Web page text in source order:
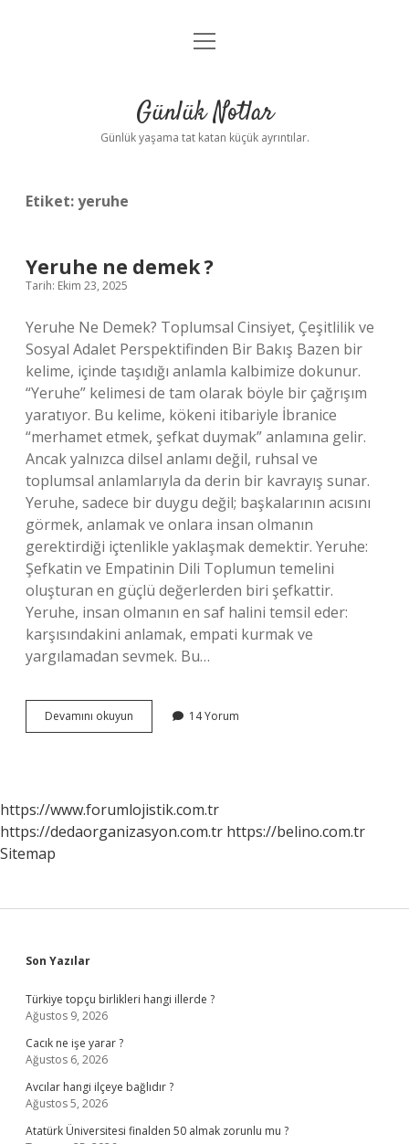
Anasayfa
Yasal Uyarı
menüyü
Günlük Notlar
Günlük yaşama tat katan küçük ayrıntılar.
Etiket:yeruhe
Yeruhe ne demek ?
Tarih: Ekim 23, 2025
Yeruhe Ne Demek? Toplumsal Cinsiyet, Çeşitlilik ve
Sosyal Adalet Perspektifinden Bir Bakış Bazen bir
kelime, içinde taşıdığı anlamla kalbimize dokunur.
“Yeruhe” kelimesi de tam olarak böyle bir çağrışım
yaratıyor. Bu kelime, kökeni itibariyle İbranice
“merhamet etmek, şefkat duymak” anlamına gelir.
Ancak yalnızca dilsel anlamı değil, ruhsal ve
toplumsal anlamlarıyla da derin bir kavrayış sunar.
Yeruhe, sadece bir duygu değil; başkalarının acısını
görmek, anlamak ve onlara insan olmanın
gerektirdiği içtenlikle yaklaşmak demektir. Yeruhe:
Şefkatin ve Empatinin Dili Toplumun temelini
oluşturan en güçlü değerlerden biri şefkattir.
Yeruhe, insan olmanın en saf halini temsil eder:
karşısındakini anlamak, empati kurmak ve
yargılamadan sevmek. Bu…
Devamını okuyun
ne
14 Yorum
https://www.forumlojistik.com.tr
https://dedaorganizasyon.com.tr https://belino.com.tr
Sitemap
Sidebar
Son Yazılar
Türkiye topçu birlikleri hangi illerde ?
Ağustos 9, 2026
Cacık ne işe yarar ?
Ağustos 6, 2026
Avcılar hangi ilçeye bağlıdır ?
Ağustos 5, 2026
Atatürk Üniversitesi finalden 50 almak zorunlu mu ?